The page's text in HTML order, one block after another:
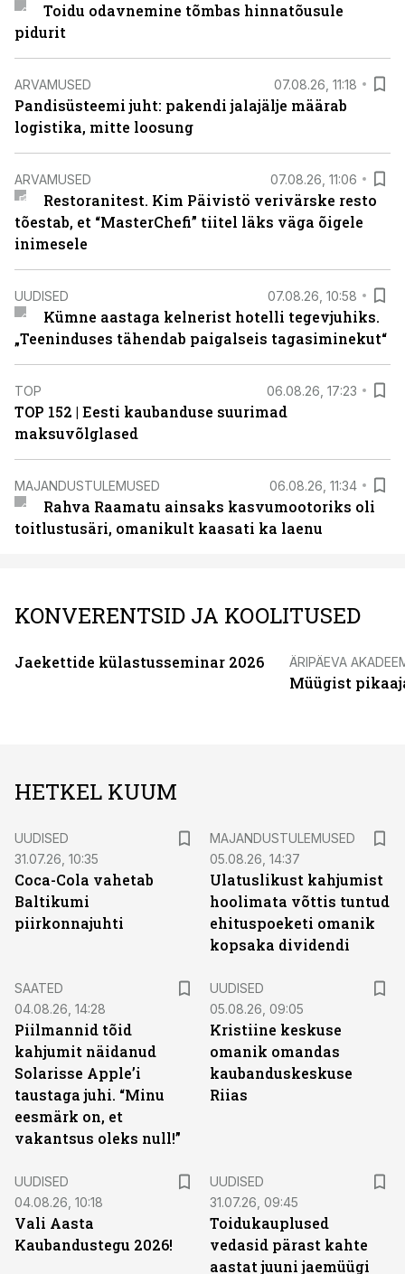
Toidu odavnemine tõmbas hinnatõusule
pidurit
ARVAMUSED 07.08.26, 11:18
Pandisüsteemi juht: pakendi jalajälje määrab
logistika, mitte loosung
ARVAMUSED 07.08.26, 11:06
Restoranitest. Kim Päivistö verivärske resto
tõestab, et “MasterChefi” tiitel läks väga õigele
inimesele
UUDISED 07.08.26, 10:58
Kümne aastaga kelnerist hotelli tegevjuhiks.
„Teeninduses tähendab paigalseis tagasiminekut“
TOP 06.08.26, 17:23
TOP 152 | Eesti kaubanduse suurimad
maksuvõlglased
MAJANDUSTULEMUSED 06.08.26, 11:34
Rahva Raamatu ainsaks kasvumootoriks oli
toitlustusäri, omanikult kaasati ka laenu
KONVERENTSID JA KOOLITUSED
Jaekettide külastusseminar 2026 ÄRIPÄEVA
Müügist
HETKEL KUUM
UUDISED
31.07.26, 10:35
Coca-Cola vahetab
Baltikumi
piirkonnajuhti
MAJANDUSTULEMUSED
05.08.26, 14:37
Ulatuslikust kahjumist
hoolimata võttis tuntud
ehituspoeketi omanik
kopsaka dividendi
SAATED
04.08.26, 14:28
Piilmannid tõid
kahjumit näidanud
Solarisse Apple’i
taustaga juhi. “Minu
eesmärk on, et
vakantsus oleks null!”
UUDISED
05.08.26, 09:05
Kristiine keskuse
omanik omandas
kaubanduskeskuse
Riias
UUDISED
04.08.26, 10:18
Vali Aasta
Kaubandustegu 2026!
UUDISED
31.07.26, 09:45
Toidukauplused
vedasid pärast kahte
aastat juuni jaemüügi